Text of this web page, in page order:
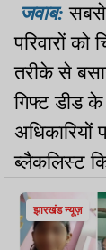
जवाब:सबसे
परिवारों को
तरीके से
गिफ्ट डीड
अधिकारियों
ब्लैकलिस्ट
झारखंड न्यूज़